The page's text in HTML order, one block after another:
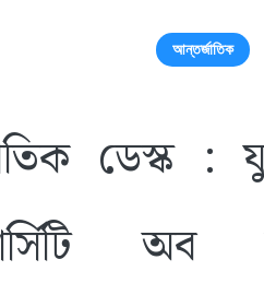
আন্তর্জাতিক
ডেস্ক :
অব